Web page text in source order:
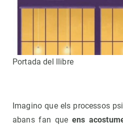
Portada del llibre
Imagino que els processos
abans fan que ens